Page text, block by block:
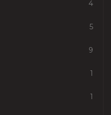
4
5
9
1
1